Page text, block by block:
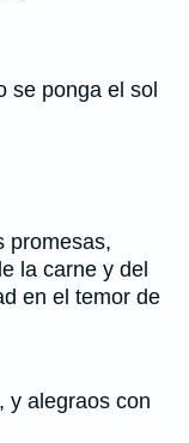
se ponga el sol
promesas,
la carne y del
en el temor de
y alegraos con